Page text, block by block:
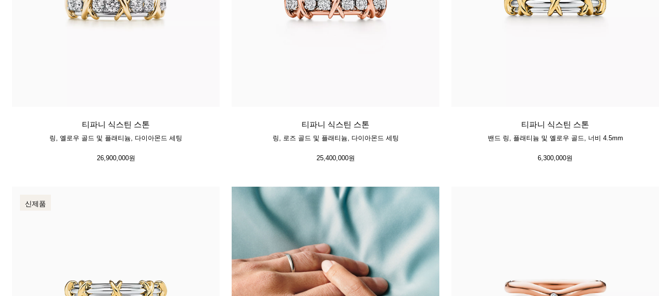
티파니 식스틴 스톤
링, 옐로우 골드 및 플래티늄, 다이아몬드 세팅
26,900,000원
티파니 식스틴 스톤
링, 로즈 골드 및 플래티늄, 다이아몬드 세팅
25,400,000원
티파니 식스틴 스톤
밴드 링, 플래티늄 및 옐로우 골드, 너비 4.5mm
6,300,000원
신제품